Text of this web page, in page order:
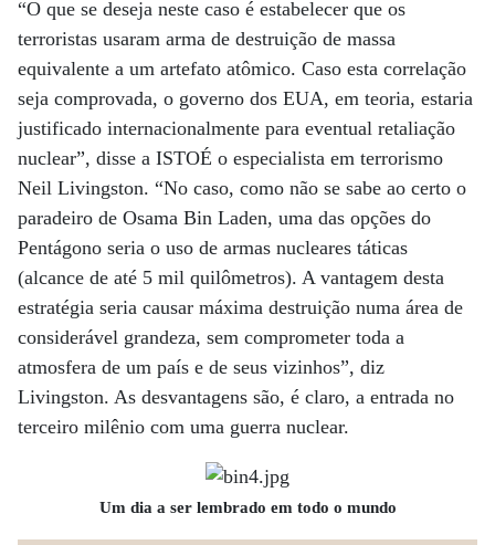
“O que se deseja neste caso é estabelecer que os
terroristas usaram arma de destruição de massa
equivalente a um artefato atômico. Caso esta correlação
seja comprovada, o governo dos EUA, em teoria, estaria
justificado internacionalmente para eventual retaliação
nuclear”, disse a ISTOÉ o especialista em terrorismo
Neil Livingston. “No caso, como não se sabe ao certo o
paradeiro de Osama Bin Laden, uma das opções do
Pentágono seria o uso de armas nucleares táticas
(alcance de até 5 mil quilômetros). A vantagem desta
estratégia seria causar máxima destruição numa área de
considerável grandeza, sem comprometer toda a
atmosfera de um país e de seus vizinhos”, diz
Livingston. As desvantagens são, é claro, a entrada no
terceiro milênio com uma guerra nuclear.
Um dia a ser lembrado em todo o mundo